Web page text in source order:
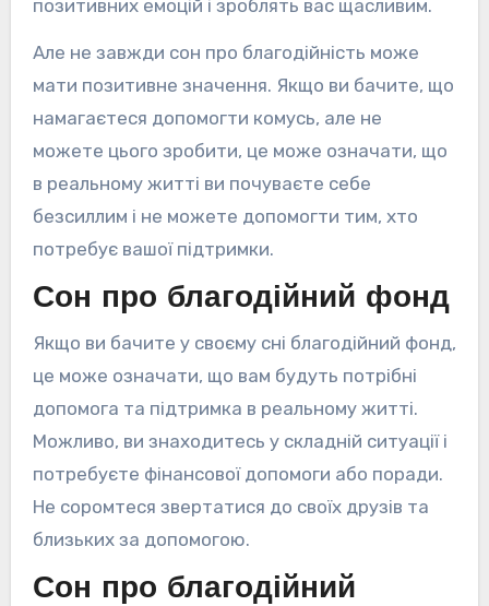
позитивних емоцій і зроблять вас щасливим.
Але не завжди сон про благодійність може
мати позитивне значення. Якщо ви бачите, що
намагаєтеся допомогти комусь, але не
можете цього зробити, це може означати, що
в реальному житті ви почуваєте себе
безсиллим і не можете допомогти тим, хто
потребує вашої підтримки.
Сон про благодійний фонд
Якщо ви бачите у своєму сні благодійний фонд,
це може означати, що вам будуть потрібні
допомога та підтримка в реальному житті.
Можливо, ви знаходитесь у складній ситуації і
потребуєте фінансової допомоги або поради.
Не соромтеся звертатися до своїх друзів та
близьких за допомогою.
Сон про благодійний